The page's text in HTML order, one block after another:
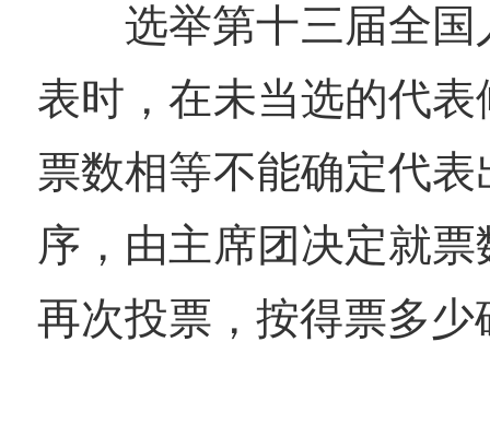
选举第十三届全
表时，在未当选的代
票数相等不能确定代
序，由主席团决定就
再次投票，按得票多